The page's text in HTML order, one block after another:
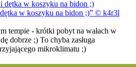
w koszyku na bidon ;) © k4r3l
tempie - krótki pobyt na wałach w
dobrze ;) To chyba zasługa
mikroklimatu ;)